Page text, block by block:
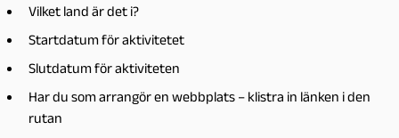
Vilket land är det i?
Startdatum för aktivitetet
Slutdatum för aktiviteten
Har du som arrangör en webbplats – klistra in länken i den
rutan